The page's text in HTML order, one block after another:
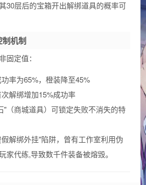
30层后的宝箱开出解绑道具的概率可
制机制
固定值：
率为65%，橙装降至45%
解绑增加15%成功率
"（商城道具）可锁定失败不消失的特
解绑外挂"陷阱，曾有工作室利用伪
家代练,导致数千件装备被熔毁。